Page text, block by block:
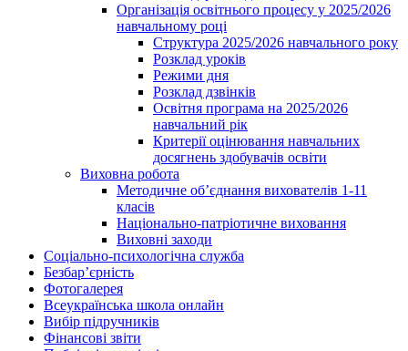
Організація освітнього процесу у 2025/2026
навчальному році
Структура 2025/2026 навчального року
Розклад уроків
Режими дня
Розклад дзвінків
Освітня програма на 2025/2026
навчальний рік
Критерії оцінювання навчальних
досягнень здобувачів освіти
Виховна робота
Методичне об’єднання вихователів 1-11
класів
Національно-патріотичне виховання
Виховні заходи
Соціально-психологічна служба
Безбар’єрність
Фотогалерея
Всеукраїнська школа онлайн
Вибір підручників
Фінансові звіти